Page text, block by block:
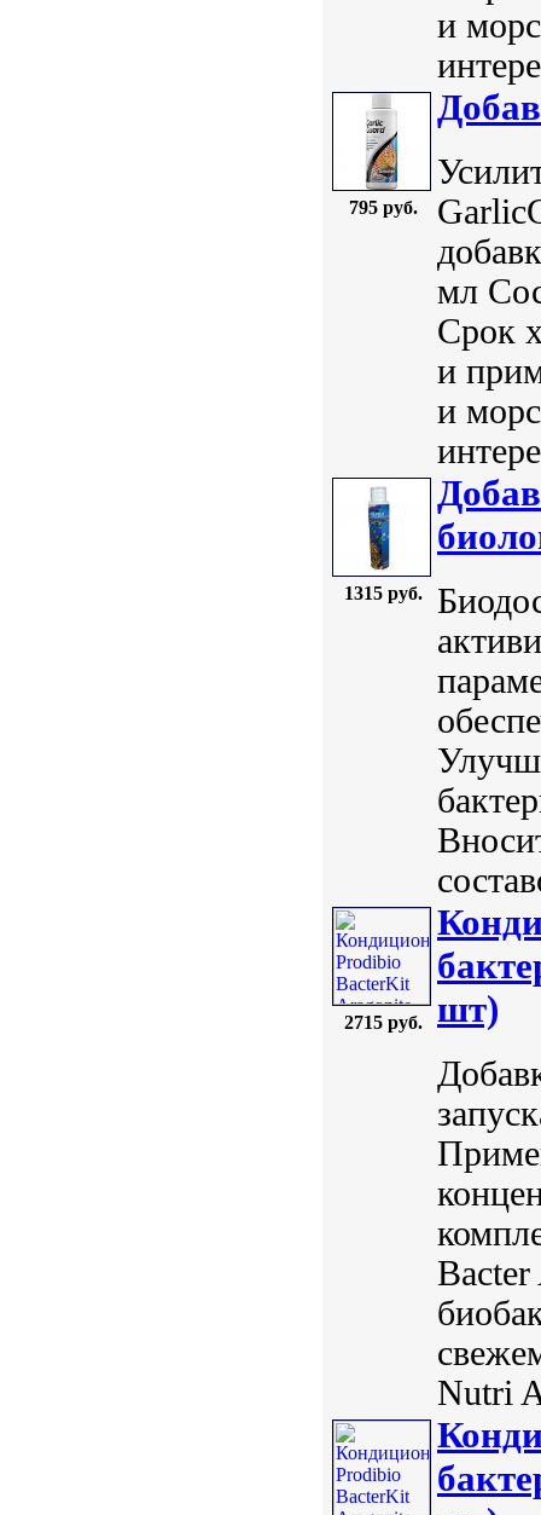
и
795 руб.
мл
Срок
и
и
1315 руб.
2715 руб.
шт)
Nutri